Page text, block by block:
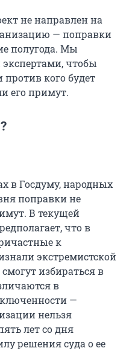
не направлен на
— поправки
полугода. Мы
чтобы
против кого будет
его примут.
в Госдуму, народных
поправки не
В текущей
что в
к
экстремистской
избираться в
в
—
нельзя
лет со дня
решения суда о ее